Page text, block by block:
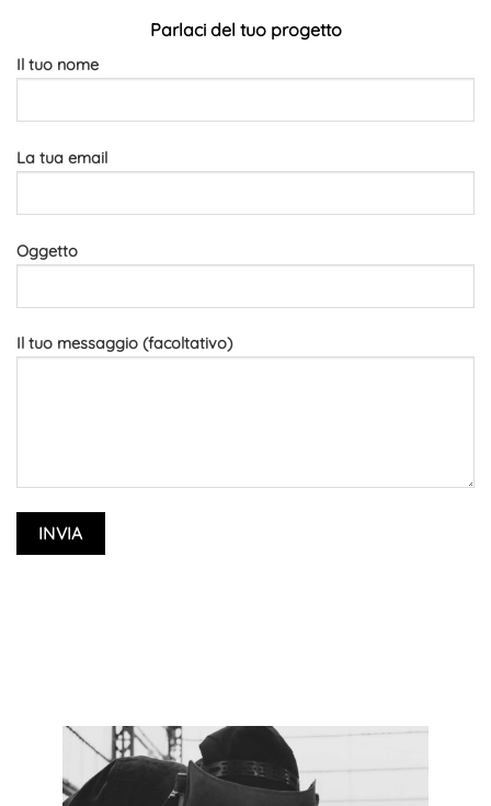
Parlaci del tuo progetto
Il tuo nome
La tua email
Oggetto
Il tuo messaggio (facoltativo)